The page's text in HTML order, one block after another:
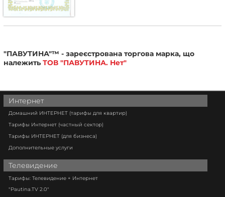
"ПАВУТИНА"™ - зареєстрована торгова марка, що
належить ТОВ "ПАВУТИНА. Нет"
Интернет
Домашний ИНТЕРНЕТ (тарифы для квартир)
Тарифы Интернет (частный сектор)
Тарифы ИНТЕРНЕТ (для бизнеса)
Дополнительные услуги
Телевидение
Тарифы: Телевидение + Интернет
"Pautina.TV 2.0"